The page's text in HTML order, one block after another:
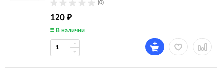
(0)
120 ₽
В наличии